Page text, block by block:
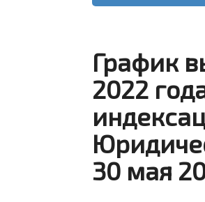
График
2022
30 мая